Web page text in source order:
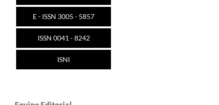
E - ISSN 3005 - 5857
ISSN 0041 - 8242
ISNI